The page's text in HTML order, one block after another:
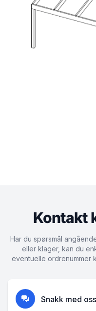
Kontakt
Har du spørsmål
eller klager, kan du
eventuelle ordrenummer
Snakk med oss